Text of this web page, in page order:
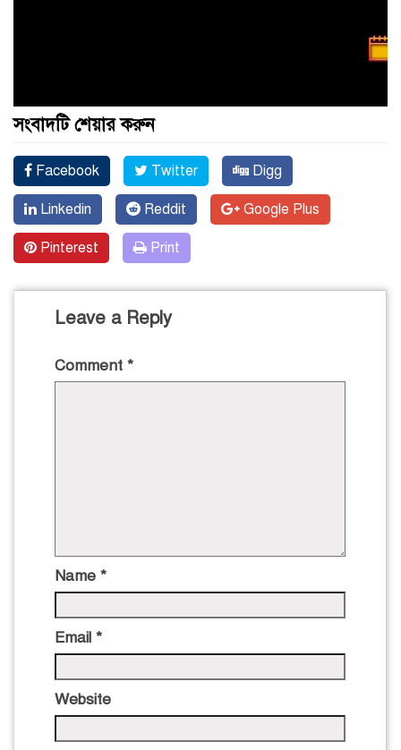
সংবাদটি শেয়ার করুন
Facebook Twitter Digg
Linkedin Reddit Google Plus
Pinterest Print
Leave a Reply
Comment *
Name *
Email *
Website